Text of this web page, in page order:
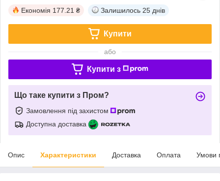
Економія 177.21 ₴ Залишилось 25 днів
Купити
або
Купити з
Що таке купити з Пром?
Замовлення під захистом
Доступна доставка
Опис Характеристики Доставка Оплата Умови